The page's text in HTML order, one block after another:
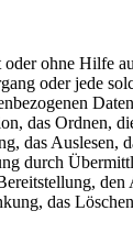
oder ohne Hilfe
oder jede
das Ordnen,
das Auslesen,
durch
das